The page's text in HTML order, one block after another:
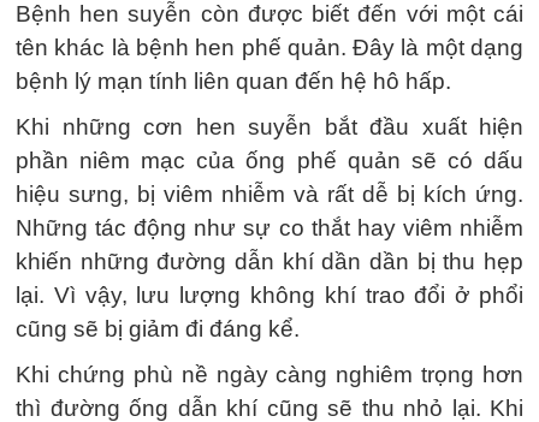
Bệnh hen suyễn còn được biết đến với một cái
tên khác là bệnh hen phế quản. Đây là một dạng
bệnh lý mạn tính liên quan đến hệ hô hấp.
Khi những cơn hen suyễn bắt đầu xuất hiện
phần niêm mạc của ống phế quản sẽ có dấu
hiệu sưng, bị viêm nhiễm và rất dễ bị kích ứng.
Những tác động như sự co thắt hay viêm nhiễm
khiến những đường dẫn khí dần dần bị thu hẹp
lại. Vì vậy, lưu lượng không khí trao đổi ở phổi
cũng sẽ bị giảm đi đáng kể.
Khi chứng phù nề ngày càng nghiêm trọng hơn
thì đường ống dẫn khí cũng sẽ thu nhỏ lại. Khi